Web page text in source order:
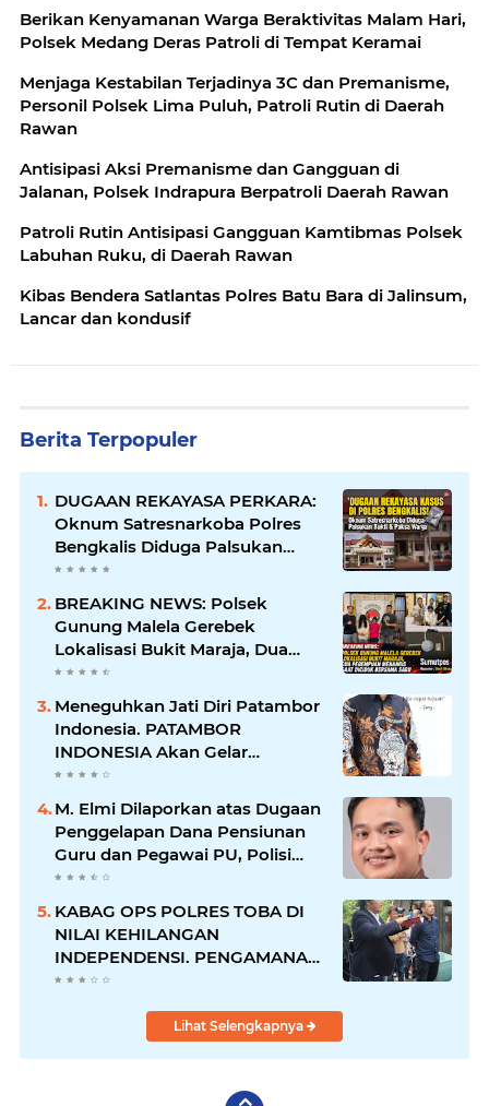
Berikan Kenyamanan Warga Beraktivitas Malam Hari,
Polsek Medang Deras Patroli di Tempat Keramai
Menjaga Kestabilan Terjadinya 3C dan Premanisme,
Personil Polsek Lima Puluh, Patroli Rutin di Daerah
Rawan
Antisipasi Aksi Premanisme dan Gangguan di
Jalanan, Polsek Indrapura Berpatroli Daerah Rawan
Patroli Rutin Antisipasi Gangguan Kamtibmas Polsek
Labuhan Ruku, di Daerah Rawan
Kibas Bendera Satlantas Polres Batu Bara di Jalinsum,
Lancar dan kondusif
Berita Terpopuler
DUGAAN REKAYASA PERKARA:
Oknum Satresnarkoba Polres
Bengkalis Diduga Palsukan
Barang Bukti Hingga Paksa
BREAKING NEWS: Polsek
Gunung Malela Gerebek
Lokalisasi Bukit Maraja, Dua
Perempuan Menangis Saat
Diciduk Bersama Sabu
Meneguhkan Jati Diri Patambor
Indonesia. PATAMBOR
INDONESIA Akan Gelar
RAKERNAS II Di Jakarta.
M. Elmi Dilaporkan atas Dugaan
Penggelapan Dana Pensiunan
Guru dan Pegawai PU, Polisi
Pastikan Proses Hukum
KABAG OPS POLRES TOBA DI
NILAI KEHILANGAN
INDEPENDENSI. PENGAMANAN
PENEMBOKAN TANAH DI
Lihat Selengkapnya